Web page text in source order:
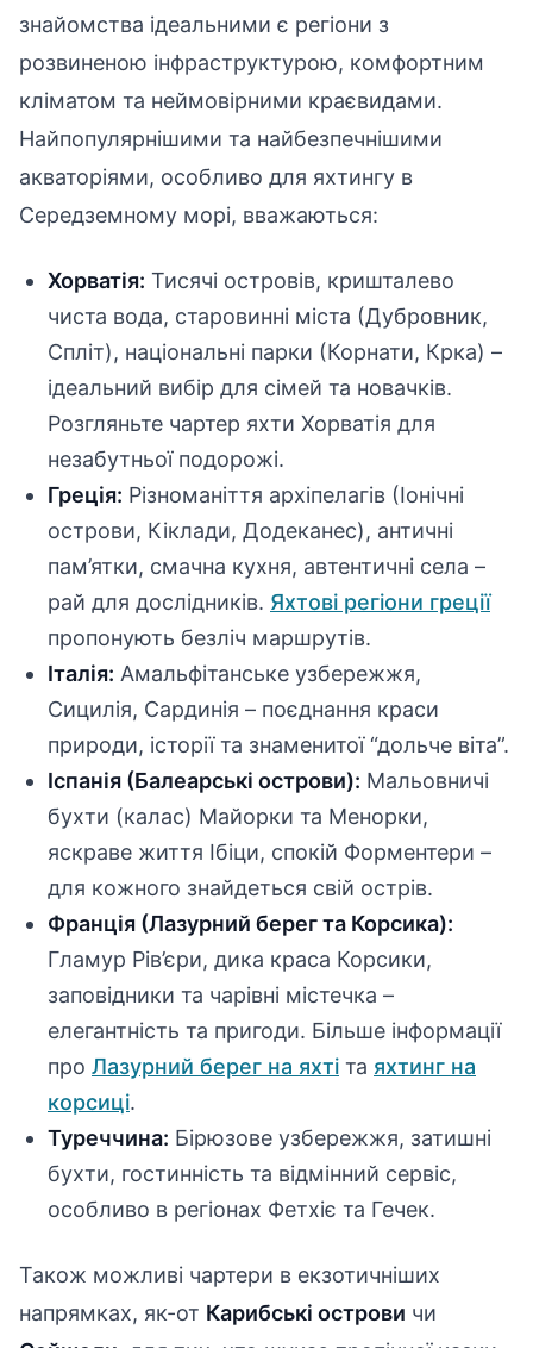
знайомства ідеальними є регіони з
розвиненою інфраструктурою, комфортним
кліматом та неймовірними краєвидами.
Найпопулярнішими та найбезпечнішими
акваторіями, особливо для яхтингу в
Середземному морі, вважаються:
Хорватія: Тисячі островів, кришталево
чиста вода, старовинні міста (Дубровник,
Спліт), національні парки (Корнати, Крка) –
ідеальний вибір для сімей та новачків.
Розгляньте чартер яхти Хорватія для
незабутньої подорожі.
Греція: Різноманіття архіпелагів (Іонічні
острови, Кіклади, Додеканес), античні
пам’ятки, смачна кухня, автентичні села –
рай для дослідників. Яхтові регіони греції
пропонують безліч маршрутів.
Італія: Амальфітанське узбережжя,
Сицилія, Сардинія – поєднання краси
природи, історії та знаменитої “дольче віта”.
Іспанія (Балеарські острови): Мальовничі
бухти (калас) Майорки та Менорки,
яскраве життя Ібіци, спокій Форментери –
для кожного знайдеться свій острів.
Франція (Лазурний берег та Корсика):
Гламур Рів’єри, дика краса Корсики,
заповідники та чарівні містечка –
елегантність та пригоди. Більше інформації
про Лазурний берег на яхті та яхтинг на
корсиці.
Туреччина: Бірюзове узбережжя, затишні
бухти, гостинність та відмінний сервіс,
особливо в регіонах Фетхіє та Гечек.
Також можливі чартери в екзотичніших
напрямках, як-от Карибські острови чи